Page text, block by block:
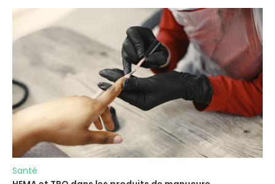
Santé